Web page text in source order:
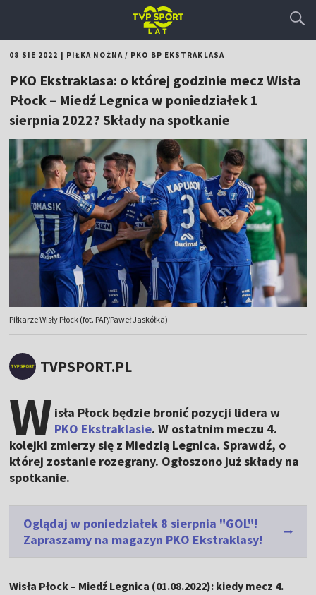
08 SIE 2022 PIŁKA NOŻNA/ PKO BP EKSTRAKLASA
PKO Ekstraklasa: o której godzinie mecz Wisła
Płock – Miedź Legnica w poniedziałek 1
sierpnia 2022? Składy na spotkanie
Piłkarze Wisły Płock (fot. PAP/Paweł Jaskółka)
TVPSPORT.PL
W isła Płock będzie bronić pozycji lidera w
PKO Ekstraklasie. W ostatnim meczu 4.
kolejki zmierzy się z Miedzią Legnica. Sprawdź, o
której zostanie rozegrany. Ogłoszono już składy na
spotkanie.
Oglądaj w poniedziałek 8 sierpnia "GOL"!
Zapraszamy na magazyn PKO Ekstraklasy!
Wisła Płock – Miedź Legnica (01.08.2022): kiedy mecz 4.